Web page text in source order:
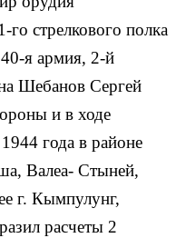
го стрелкового полка
я армия, 2-й
Шебанов Сергей
и в ходе
года в районе
Валеа- Стыней,
г. Кымпулунг,
расчеты 2